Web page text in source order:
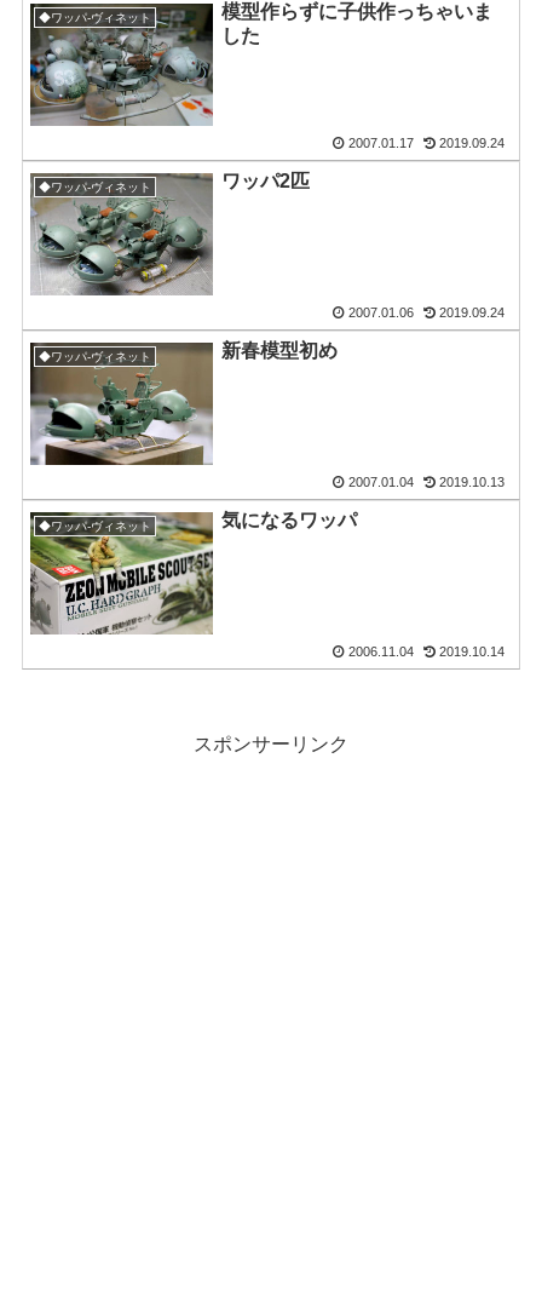
◆ワッパ-ヴィネット
模型作らずに子供作っちゃいま
した
2007.01.17 2019.09.24
◆ワッパ-ヴィネット ワッパ2匹
2007.01.06 2019.09.24
◆ワッパ-ヴィネット 新春模型初め
2007.01.04 2019.10.13
◆ワッパ-ヴィネット 気になるワッパ
2006.11.04 2019.10.14
スポンサーリンク